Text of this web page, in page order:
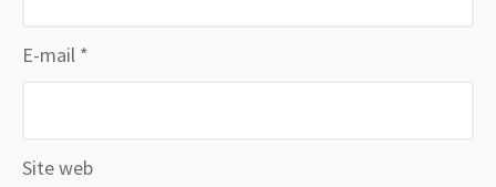
E-mail *
Site web